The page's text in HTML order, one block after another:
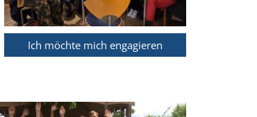
Ich möchte mich engagieren